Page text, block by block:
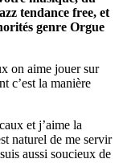
tendance free, et
genre Orgue
on aime jouer sur
c’est la manière
et j’aime la
naturel de me servir
aussi soucieux de